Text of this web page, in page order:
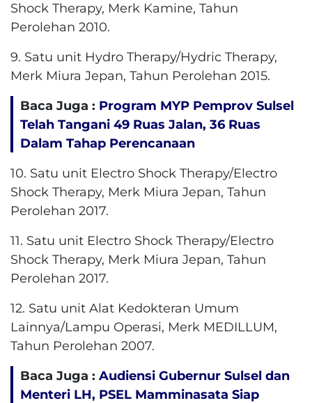
Shock Therapy, Merk Kamine, Tahun
Perolehan 2010.
9. Satu unit Hydro Therapy/Hydric Therapy,
Merk Miura Jepan, Tahun Perolehan 2015.
Baca Juga : Program MYP Pemprov Sulsel
Telah Tangani 49 Ruas Jalan, 36 Ruas
Dalam Tahap Perencanaan
10. Satu unit Electro Shock Therapy/Electro
Shock Therapy, Merk Miura Jepan, Tahun
Perolehan 2017.
11. Satu unit Electro Shock Therapy/Electro
Shock Therapy, Merk Miura Jepan, Tahun
Perolehan 2017.
12. Satu unit Alat Kedokteran Umum
Lainnya/Lampu Operasi, Merk MEDILLUM,
Tahun Perolehan 2007.
Baca Juga : Audiensi Gubernur Sulsel dan
Menteri LH, PSEL Mamminasata Siap